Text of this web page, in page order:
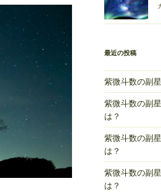
最近の投稿
紫微斗数の副
紫微斗数の副
は？
紫微斗数の副
は？
紫微斗数の副
は？